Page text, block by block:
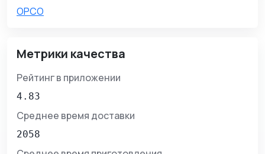
ОРСО
Метрики качества
Рейтинг в приложении
4.83
Среднее время доставки
2058